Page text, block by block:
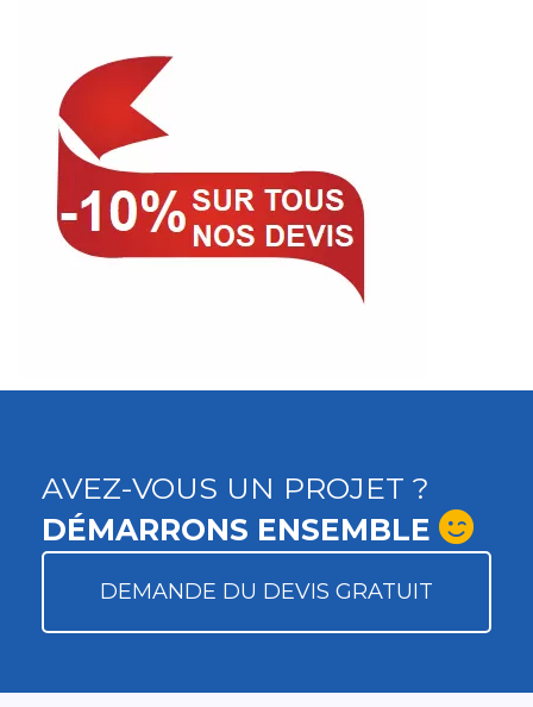
AVEZ-VOUS UN PROJET ?
DÉMARRONS ENSEMBLE
DEMANDE DU DEVIS GRATUIT